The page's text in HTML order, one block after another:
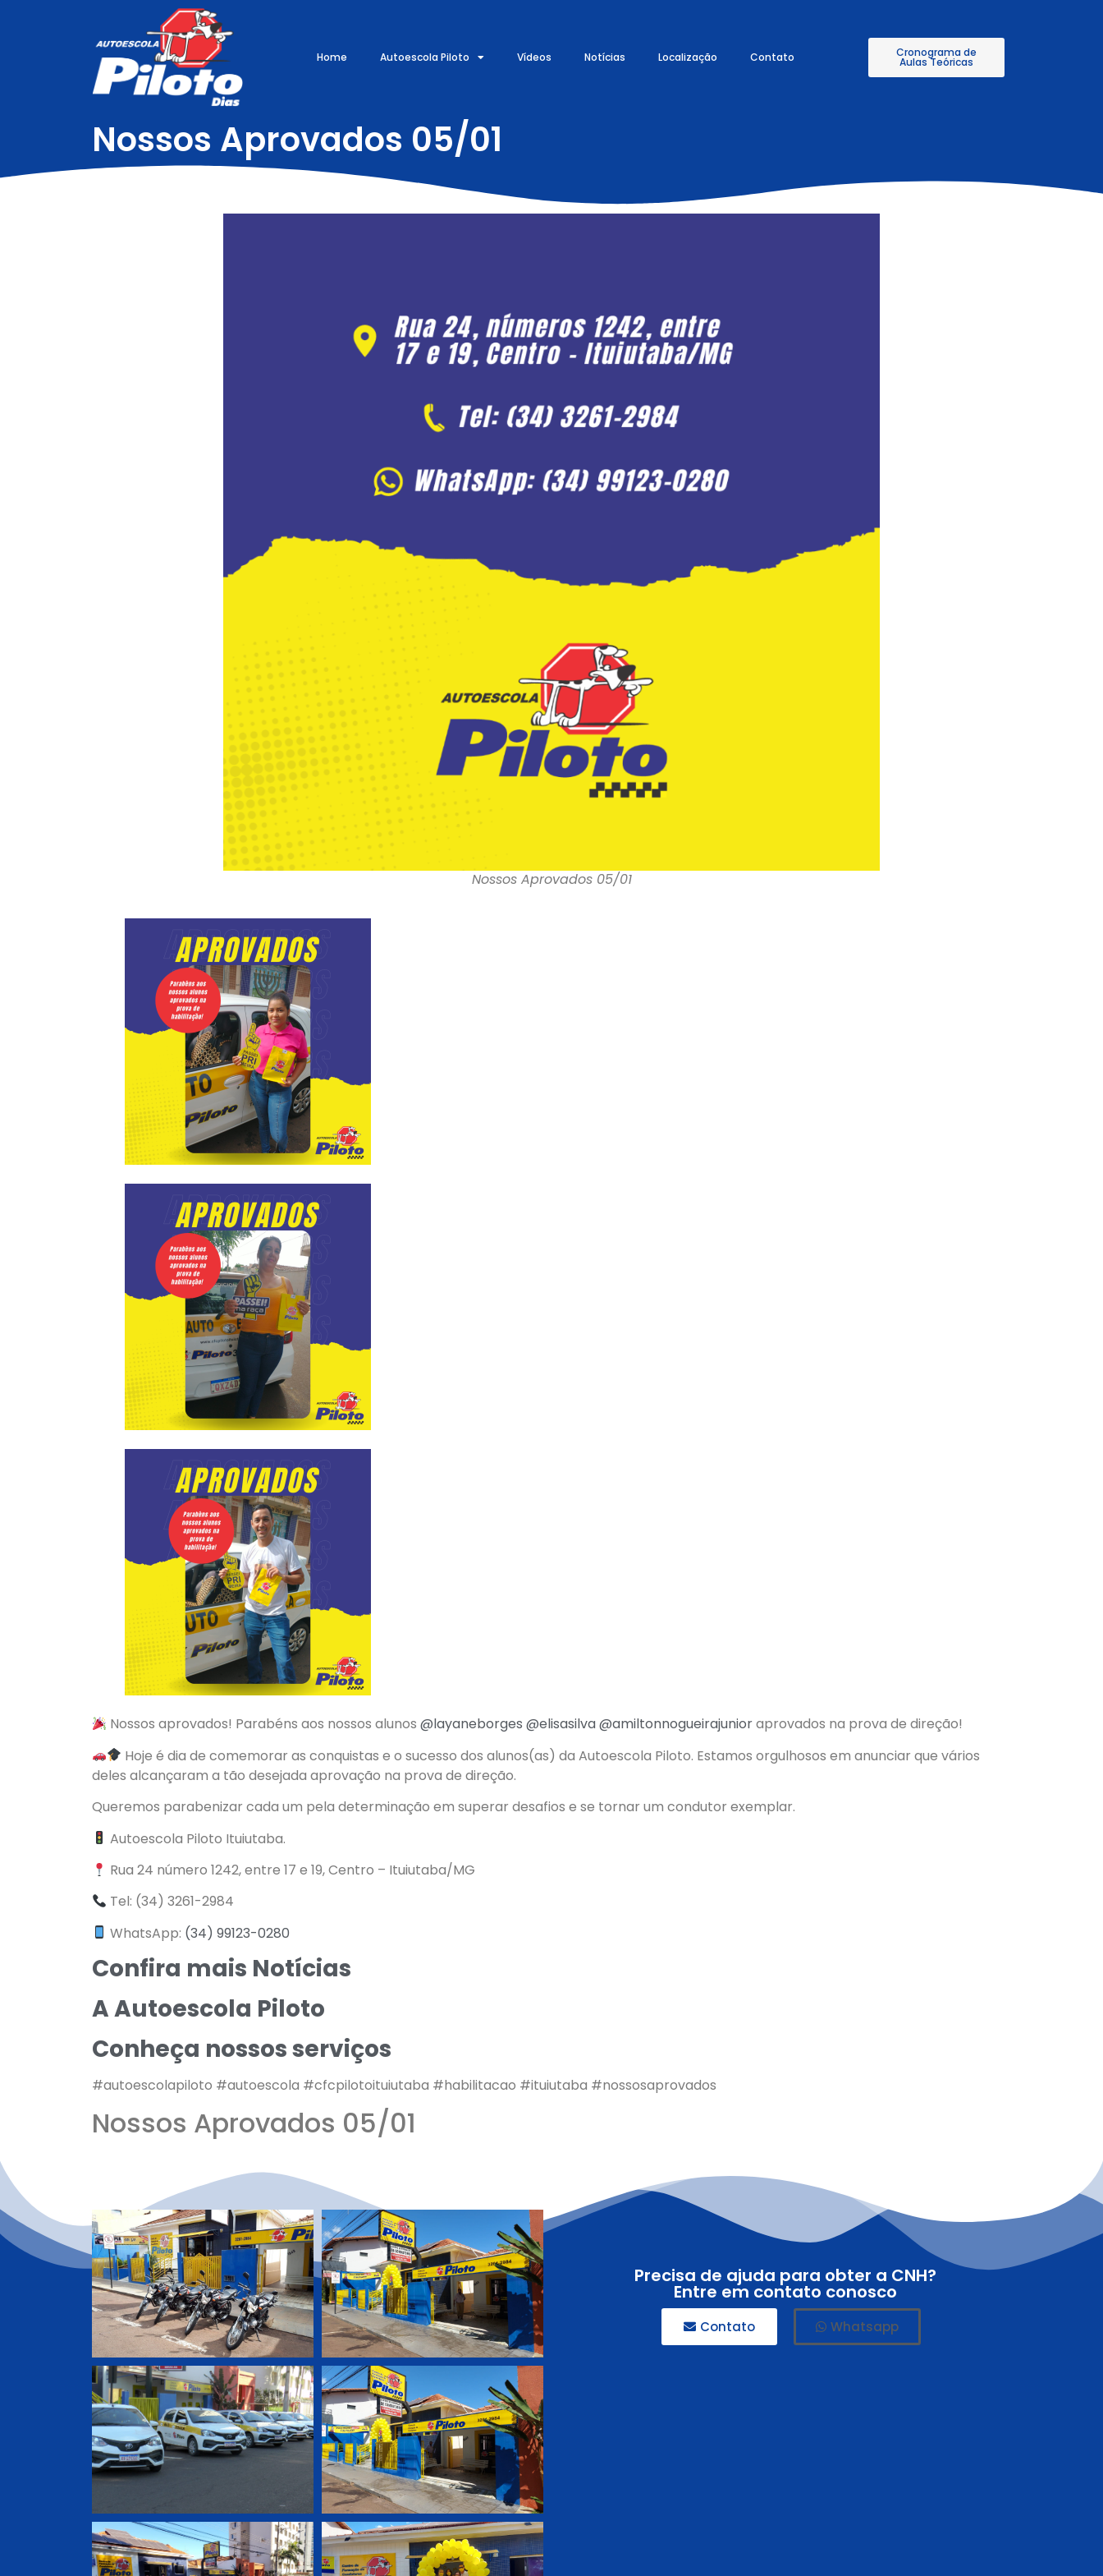
Home Autoescola Piloto Vídeos Notícias Localização Contato Cronograma de
Aulas Teóricas
Nossos Aprovados 05/01
Nossos Aprovados 05/01
Nossos aprovados! Parabéns aos nossos alunos@layaneborges @elisasilva@amiltonnogueirajunioraprovados na prova de direção!
Hoje é dia de comemorar as conquistas e o sucesso dos alunos(as) da Autoescola Piloto. Estamos orgulhosos em anunciar que vários
deles alcançaram a tão desejada aprovação na prova de direção.
Queremos parabenizar cada um pela determinação em superar desafios e se tornar um condutor exemplar.
Autoescola Piloto Ituiutaba.
Rua 24 número 1242, entre 17 e 19, Centro – Ituiutaba/MG
Tel: (34) 3261-2984
WhatsApp: (34) 99123-0280
Confira mais Notícias
A Autoescola Piloto
Conheça nossos serviços
#autoescolapiloto #autoescola #cfcpilotoituiutaba #habilitacao #ituiutaba #nossosaprovados
Nossos Aprovados 05/01
Precisa de ajuda para obter a CNH?
Entre em contato conosco
Contato Whatsapp